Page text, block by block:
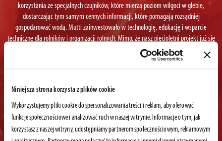
Niniejsza strona korzysta z plików cookie
Wykorzystujemy pliki cookie do spersonalizowania treści i reklam, aby oferować
funkcje społecznościowe i analizować ruch w naszej witrynie. Informacje o tym, jak
korzystasz z naszej witryny, udostępniamy partnerom społecznościowym, reklamowym
korzystania ze specjalnych czujników, które mierzą poziom wilgoci w glebie,
dostarczając tym samym cennych informacji, które pomagają rozsądniej
gospodarować wodą. Mutti zainwestowało w technologię, edukację i wsparcie
techniczne dla rolników i organizacji rolnych. Mimo, że nasz pięcioletni projekt już się
zakończył, cały czas czujemy się zobowiązani do zmniejszania naszego wpływu na
środowisko i poprawę każdego etapu naszej produkcji.
WYNIKI: